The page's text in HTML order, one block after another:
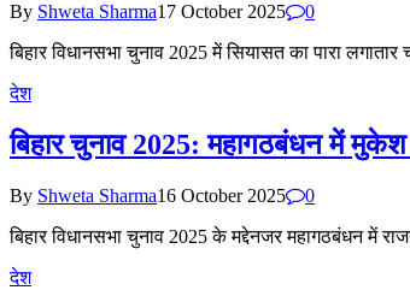
By Shweta Sharma17 October 2025
0
बिहार विधानसभा चुनाव 2025 में सियासत का पारा
देश
बिहार चुनाव 2025: महागठबंधन में
By Shweta Sharma16 October 2025
0
बिहार विधानसभा चुनाव 2025 के मद्देनजर महागठबंधन में
देश